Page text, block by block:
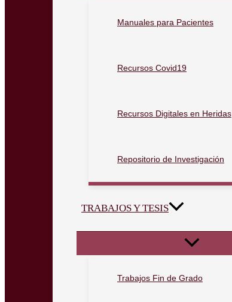
Manuales para Pacientes
Recursos Covid19
Recursos Digitales en Heridas
Repositorio de Investigación
TRABAJOS Y TESIS
Trabajos Fin de Grado